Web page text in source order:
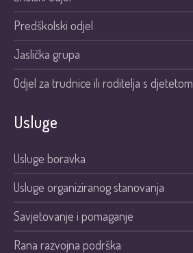
Predškolski odjel
Jaslička grupa
Odjel za trudnice ili roditelja s djetetom
Usluge
Usluge boravka
Usluge organiziranog stanovanja
Savjetovanje i pomaganje
Rana razvojna podrška